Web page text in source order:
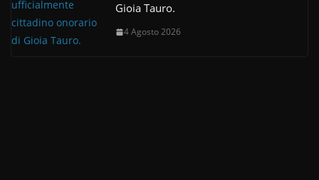
Gioia Tauro.
4 Agosto 2026